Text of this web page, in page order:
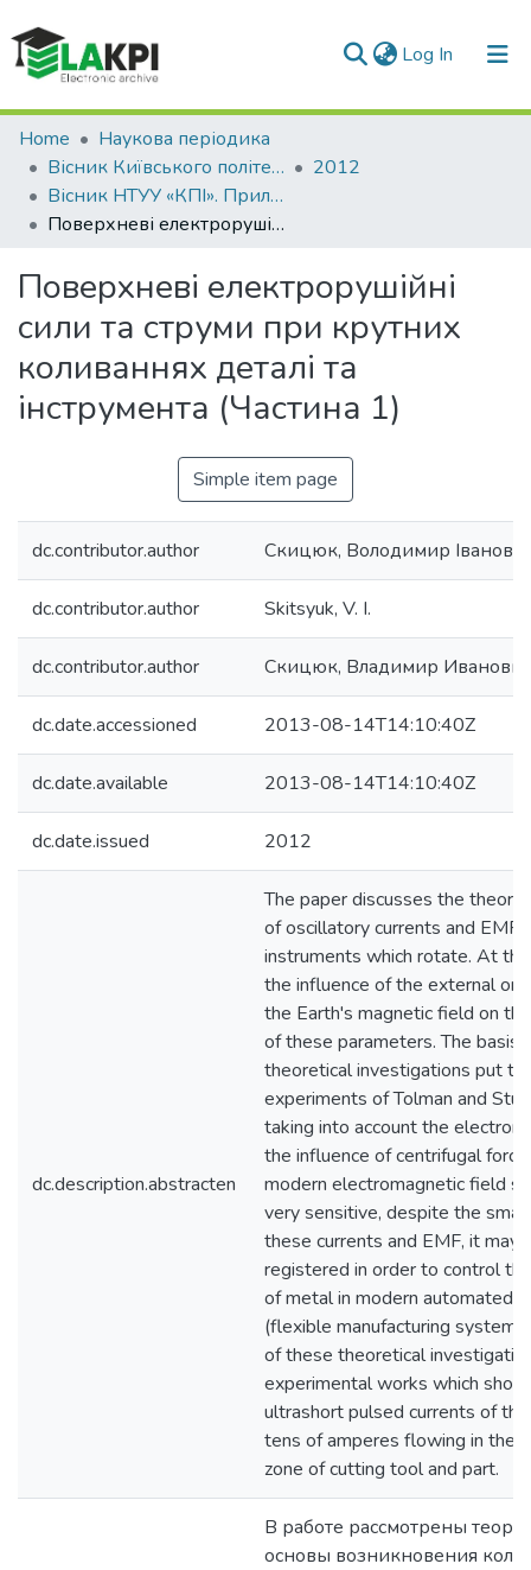
Log In (current)
Communities & Collections
All of DSpace
Statistics
Home
Наукова періодика
Вісник Київського політехнічного інституту. Серія Приладобудування
2012
Вісник НТУУ «КПІ». Приладобудування: збірник наукових праць, Вип. 43
Поверхневі електрорушійні сили та струми при крутних коливаннях деталі та інструмента (Частина 1)
Поверхневі електрорушійні
сили та струми при крутних
коливаннях деталі та
інструмента (Частина 1)
Simple item page
dc.contributor.author Скицюк, Володимир
dc.contributor.author Skitsyuk, V. I.
dc.contributor.author Скицюк, Владимир Иванович
dc.date.accessioned 2013-08-14T14:10:40Z
dc.date.available 2013-08-14T14:10:40Z
dc.date.issued 2012
dc.description.abstracten
The paper discusses the
of oscillatory currents and EMF
instruments which rotate. At
the influence of the external
the Earth's magnetic field on
of these parameters. The basis
theoretical investigations put
experiments of Tolman and
taking into account the electron
the influence of centrifugal
modern electromagnetic field
very sensitive, despite the
these currents and EMF, it may
registered in order to control
of metal in modern automated
(flexible manufacturing
of these theoretical
experimental works which
ultrashort pulsed currents of
tens of amperes flowing in the
zone of cutting tool and part.
В работе рассмотрены
основы возникновения